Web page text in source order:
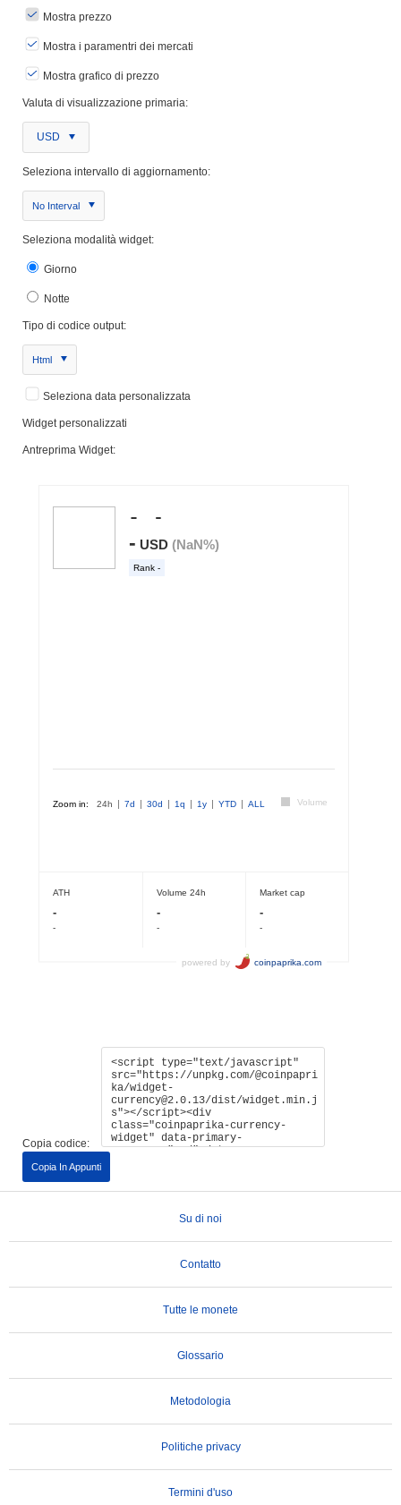
Mostra prezzo
Mostra i paramentri dei mercati
Mostra grafico di prezzo
Valuta di visualizzazione primaria:
USD
Seleziona intervallo di aggiornamento:
No Interval
Seleziona modalità widget:
Giorno
Notte
Tipo di codice output:
Html
Seleziona data personalizzata
Widget personalizzati
Antreprima Widget:
Copia codice:
Copia In Appunti
Su di noi
Contatto
Tutte le monete
Glossario
Metodologia
Politiche privacy
Termini d'uso